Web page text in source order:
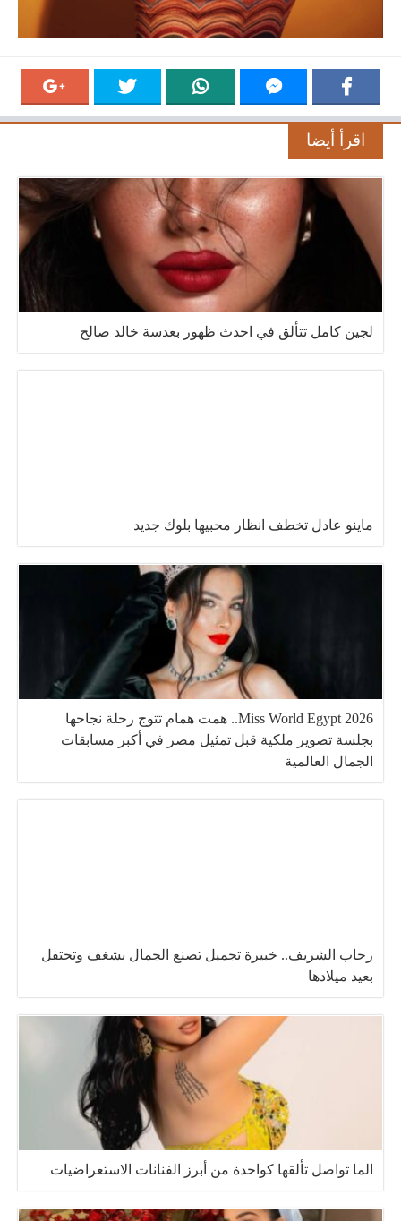
اقرأ أيضا
لجين كامل تتألق في احدث ظهور بعدسة خالد صالح
ماينو عادل تخطف انظار محبيها بلوك جديد
Miss World Egypt 2026.. همت همام تتوج رحلة نجاحها
بجلسة تصوير ملكية قبل تمثيل مصر في أكبر مسابقات
الجمال العالمية
رحاب الشريف.. خبيرة تجميل تصنع الجمال بشغف وتحتفل
بعيد ميلادها
الما تواصل تألقها كواحدة من أبرز الفنانات الاستعراضيات